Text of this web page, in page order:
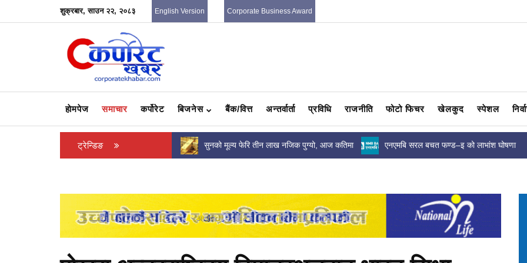
शुक्रबार, साउन २२, २०८३ English Version Corporate Business Award
हाेमपेज समाचार कर्पोरेट बिजनेस बैंक/वित्त अन्तर्वार्ता प्रविधि राजनीति फोटो फिचर खेलकुद स्पेशल
ट्रेन्डिङ
आज कति पुग्यो विदेशी मुद्राको विनिमयदर ?
सुनको मूल्य फेरि तीन लाख नजिक पुग्यो, आज कतिमा
एनएमबि सरल बचत फण्ड–इ को लाभांश घोषणा